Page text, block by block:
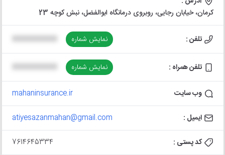
کرمان، خیابان رجایی، روبروی درمانگاه ابوالفضل، نبش کوچه 23
تلفن : نمایش شماره
تلفن همراه : نمایش شماره
وب سایت mahaninsurance.ir
ایمیل : atiyesazanmahan@gmail.com
کد پستی : 7614645334